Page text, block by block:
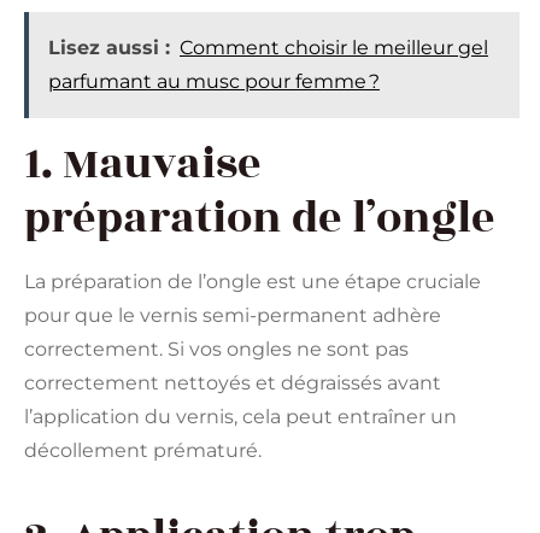
Lisez aussi : Comment choisir le meilleur gel
parfumant au musc pour femme ?
1. Mauvaise
préparation de l’ongle
La préparation de l’ongle est une étape cruciale
pour que le vernis semi-permanent adhère
correctement. Si vos ongles ne sont pas
correctement nettoyés et dégraissés avant
l’application du vernis, cela peut entraîner un
décollement prématuré.